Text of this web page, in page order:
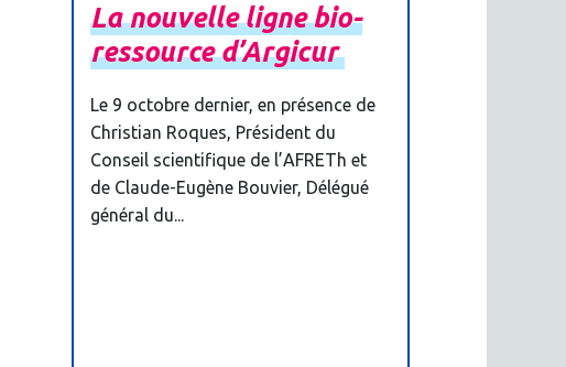
Lanouvellelignebio-
ressourced’Argicur
Le 9 octobre dernier, en présence de
Christian Roques, Président du
Conseil scientifique de l’AFRETh et
de Claude-Eugène Bouvier, Délégué
général du...